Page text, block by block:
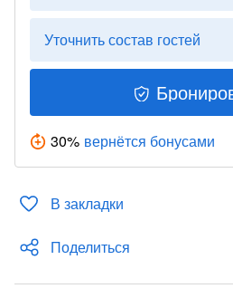
Уточнить состав гостей
30% вернётся бонусами
В закладки
Поделиться